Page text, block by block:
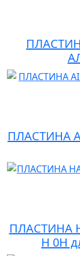
ПЛАСТИНА
ПЛАСТИНА
H 0H